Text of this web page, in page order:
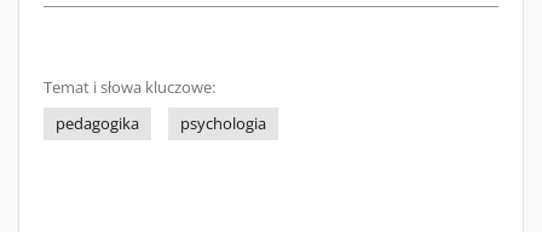
Temat i słowa kluczowe:
pedagogika
psychologia